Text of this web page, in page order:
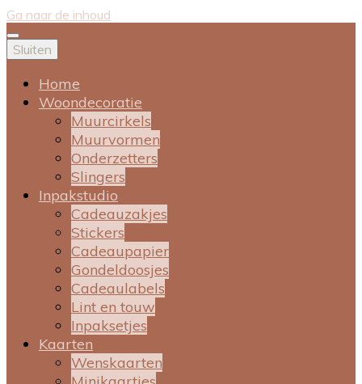
Ga naar de inhoud
Sluiten
Home
Woondecoratie
Muurcirkels
Muurvormen
Onderzetters
Slingers
Inpakstudio
Cadeauzakjes
Stickers
Cadeaupapier
Gondeldoosjes
Cadeaulabels
Lint en touw
Inpaksetjes
Kaarten
Wenskaarten